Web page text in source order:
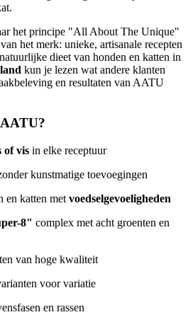
het principe "All About The Unique"
het merk: unieke, artisanale recepten
dieet van honden en katten in
kun je lezen wat andere klanten
en resultaten van AATU
of vis in elke receptuur
kunstmatige toevoegingen
en katten met voedselgevoeligheden
8" complex met acht groenten en
van hoge kwaliteit
voor variatie
en rassen